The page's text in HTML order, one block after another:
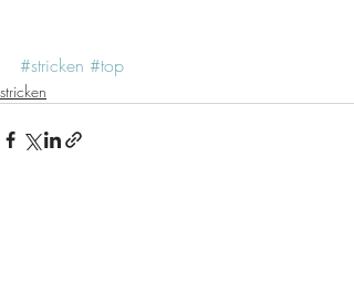
#stricken #top
stricken